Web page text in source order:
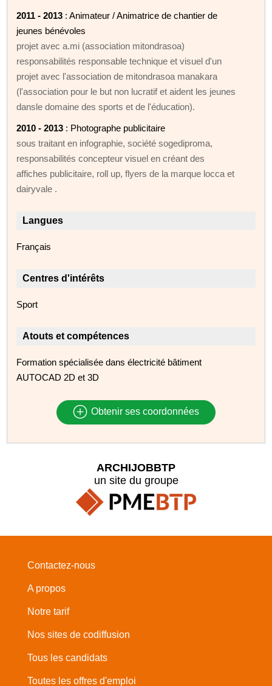
2011 - 2013 : Animateur / Animatrice de chantier de
jeunes bénévoles
projet avec a.mi (association mitondrasoa)
responsabilités responsable technique et visuel d'un
projet avec l'association de mitondrasoa manakara
(l'association pour le but non lucratif et aident les jeunes
dansle domaine des sports et de l'éducation).
2010 - 2013 : Photographe publicitaire
sous traitant en infographie, société sogediproma,
responsabilités concepteur visuel en créant des
affiches publicitaire, roll up, flyers de la marque locca et
dairyvale .
Langues
Français
Centres d'intérêts
Sport
Atouts et compétences
Formation spécialisée dans électricité bâtiment
AUTOCAD 2D et 3D
Obtenir ses coordonnées
ARCHIJOBBTP
un site du groupe
Contactez-nous
A propos
Notre tarif
Nos sites de codiffusion
Tous les candidats
Toutes les offres d'emploi